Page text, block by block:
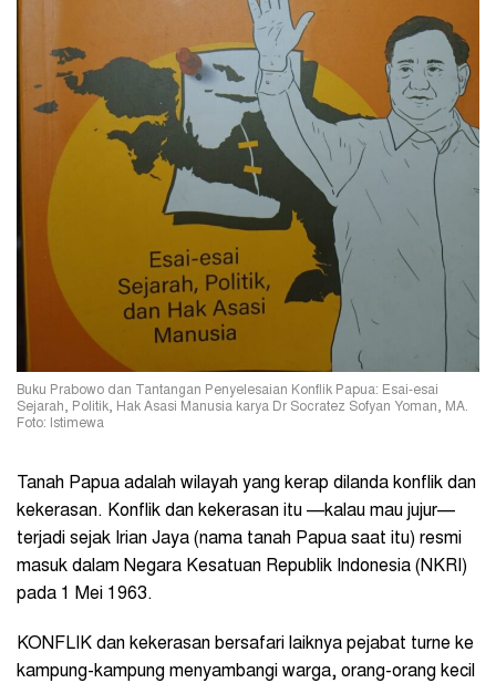
Buku Prabowo dan Tantangan Penyelesaian Konflik Papua: Esai-esai
Sejarah, Politik, Hak Asasi Manusia karya Dr Socratez Sofyan Yoman, MA.
Foto: Istimewa
Tanah Papua adalah wilayah yang kerap dilanda konflik dan
kekerasan. Konflik dan kekerasan itu —kalau mau jujur—
terjadi sejak Irian Jaya (nama tanah Papua saat itu) resmi
masuk dalam Negara Kesatuan Republik Indonesia (NKRI)
pada 1 Mei 1963.
KONFLIK dan kekerasan bersafari laiknya pejabat turne ke
kampung-kampung menyambangi warga, orang-orang kecil